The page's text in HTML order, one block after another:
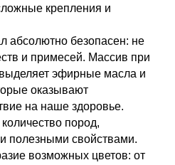
крепления и
абсолютно безопасен: не
и примесей. Массив при
эфирные масла и
оказывают
на наше здоровье.
пород,
полезными свойствами.
возможных цветов: от